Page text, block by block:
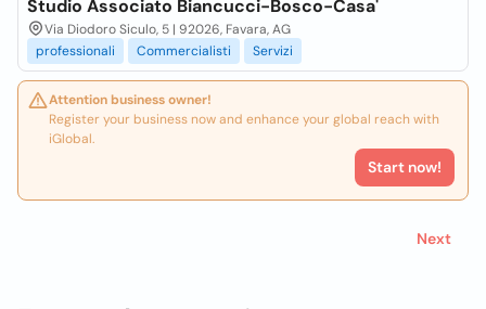
Studio Associato Biancucci-Bosco-Casa'
Via Diodoro Siculo, 5 | 92026, Favara, AG
professionali
Commercialisti Servizi
Attention business owner!
Register your business now and enhance your global reach with
iGlobal.
Start now!
Next